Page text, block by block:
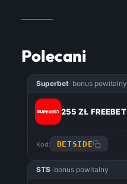
Polecani
Superbet–bonus powitalny
255 ZŁ FREEBET
Kod: BETSIDE
STS–bonus powitalny